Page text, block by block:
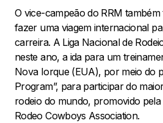
O vice-campeão do RRM
fazer uma viagem internacional
carreira. A Liga Nacional de
neste ano, a ida para um
Nova Iorque (EUA), por meio do
Program”, para participar do
rodeio do mundo, promovido
Rodeo Cowboys Association.